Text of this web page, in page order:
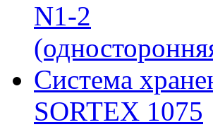
N1-2
Система
SORTEX 1075